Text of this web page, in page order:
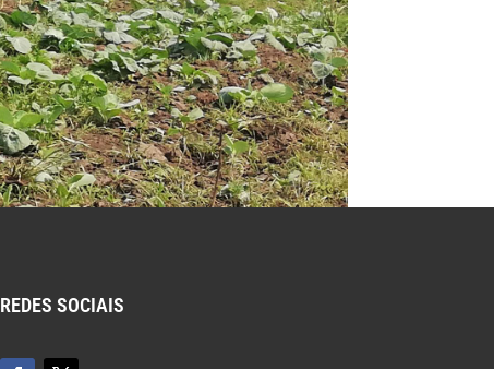
REDES SOCIAIS